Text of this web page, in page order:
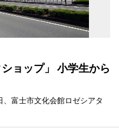
ョップ」 小学生から
、富士市文化会館ロゼシアタ